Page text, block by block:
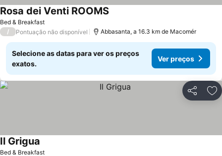
Bed & Breakfast
Rosa dei Venti ROOMS
/ Pontuação não disponível Abbasanta, a 16.3 km de Macomér
Selecione as datas para ver os preços
exatos.
Ver preços
Partilhar
Bed & Breakfast
Il Grigua